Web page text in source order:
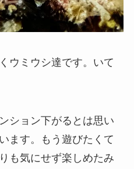
ウミウシ達です。いて
ション下がるとは思い
ます。もう遊びたくて
も気にせず楽しめたみ